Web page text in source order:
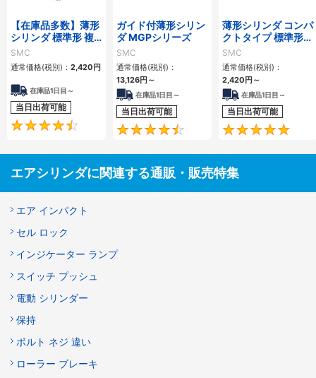
【在庫品多数】薄形
シリンダ 標準形 複
動・片ロッド CQ2
シリーズ
SMC
通常価格(税別)： 2,420円
在庫品1日目～
当日出荷可能
4.5
ガイド付薄形シリン
ダ MGPシリーズ
SMC
通常価格(税別)：
13,126円～
在庫品1日目～
当日出荷可能
4.6
薄形シリンダ コンパ
クトタイプ 標準形
複動 片ロッド CQS
シリーズ
SMC
通常価格(税別)：
2,420円～
在庫品1日目～
当日出荷可能
エアシリンダに関連する通販・販売特集
エア インパクト
セル ロック
インジケーター ランプ
スイッチ プッシュ
電動 シリンダー
保持
ボルト ネジ 違い
ローラー ブレーキ